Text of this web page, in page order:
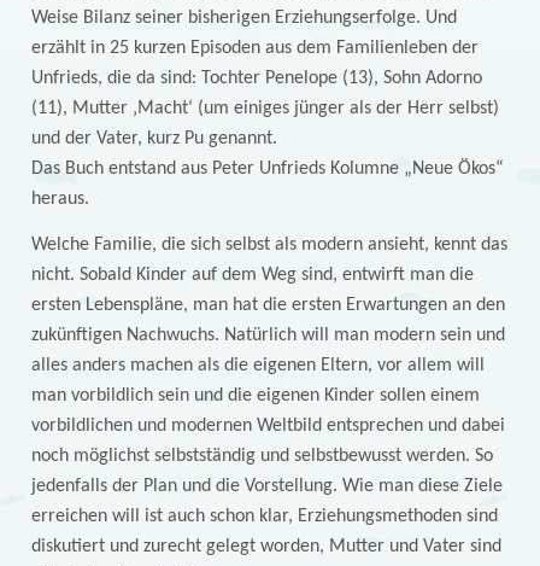
Weise Bilanz seiner bisherigen Erziehungserfolge. Und
erzählt in 25 kurzen Episoden aus dem Familienleben der
Unfrieds, die da sind: Tochter Penelope (13), Sohn Adorno
(11), Mutter ‚Macht‘ (um einiges jünger als der Herr selbst)
und der Vater, kurz Pu genannt.
Das Buch entstand aus Peter Unfrieds Kolumne „Neue Ökos“
heraus.
Welche Familie, die sich selbst als modern ansieht, kennt das
nicht. Sobald Kinder auf dem Weg sind, entwirft man die
ersten Lebenspläne, man hat die ersten Erwartungen an den
zukünftigen Nachwuchs. Natürlich will man modern sein und
alles anders machen als die eigenen Eltern, vor allem will
man vorbildlich sein und die eigenen Kinder sollen einem
vorbildlichen und modernen Weltbild entsprechen und dabei
noch möglichst selbstständig und selbstbewusst werden. So
jedenfalls der Plan und die Vorstellung. Wie man diese Ziele
erreichen will ist auch schon klar, Erziehungsmethoden sind
diskutiert und zurecht gelegt worden, Mutter und Vater sind